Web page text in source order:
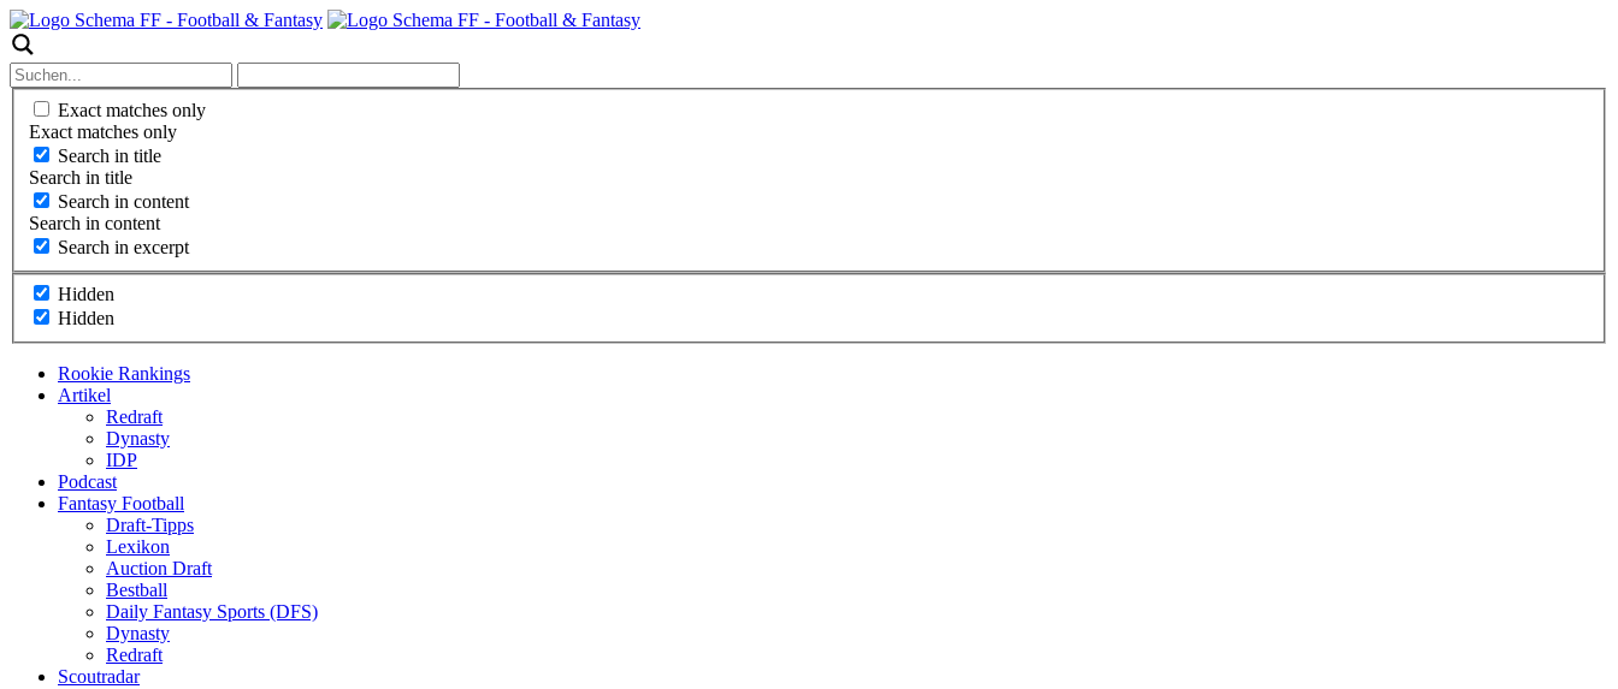
Exact matches only
Exact matches only
Search in title
Search in title
Search in content
Search in content
Search in excerpt
Hidden
Hidden
Rookie Rankings
Artikel
Redraft
Dynasty
IDP
Podcast
Fantasy Football
Draft-Tipps
Lexikon
Auction Draft
Bestball
Daily Fantasy Sports (DFS)
Dynasty
Redraft
Scoutradar